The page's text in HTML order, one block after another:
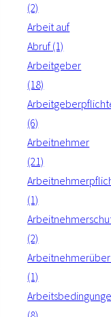
(2)
Arbeit auf
Abruf (1)
Arbeitgeber
(18)
(6)
Arbeitnehmer
(21)
(1)
(2)
(1)